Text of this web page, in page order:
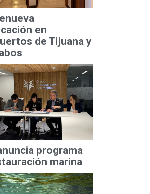
en
de Tijuana y
programa
marina